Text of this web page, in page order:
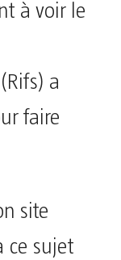
à voir le
a
faire
site
ce sujet